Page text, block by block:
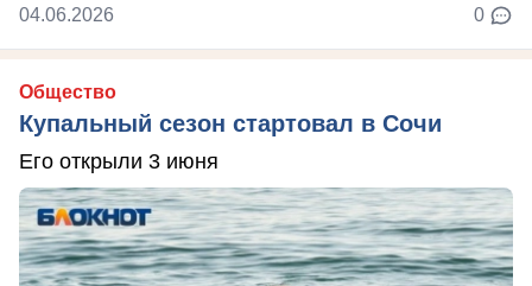
04.06.2026 0
Общество
Купальный сезон стартовал в Сочи
Его открыли 3 июня